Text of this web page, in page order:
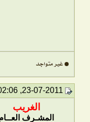
الغريب
المشـرف